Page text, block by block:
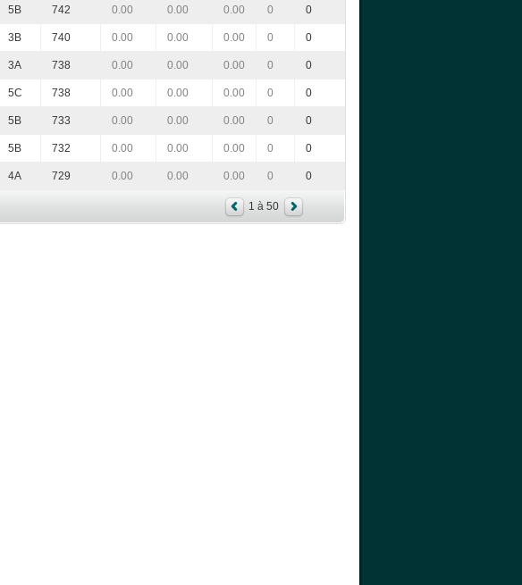
5B 742 0.00 0.00 0.00 0 0
3B 740 0.00 0.00 0.00 0 0
3A 738 0.00 0.00 0.00 0 0
5C 738 0.00 0.00 0.00 0 0
5B 733 0.00 0.00 0.00 0 0
5B 732 0.00 0.00 0.00 0 0
4A 729 0.00 0.00 0.00 0 0
1 à 50